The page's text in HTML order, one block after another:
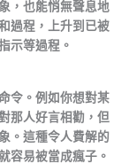
，也能悄無聲息地
過程，上升到已被
示等過程。
令。例如你想對某
那人好言相勸，但
。這種令人費解的
容易被當成瘋子。